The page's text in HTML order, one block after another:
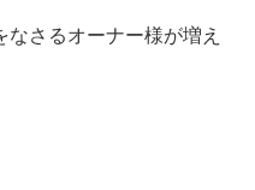
なさるオーナー様が増え